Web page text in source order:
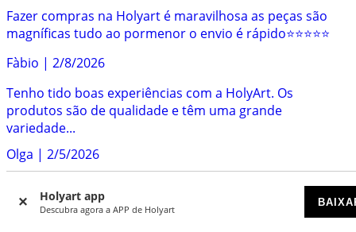
Holyart app
Descubra agora a APP de Holyart
Fazer compras na Holyart é maravilhosa as peças são
magníficas tudo ao pormenor o envio é rápido⭐️⭐️⭐️⭐️⭐️
Fàbio | 2/8/2026
Tenho tido boas experiências com a HolyArt. Os
produtos são de qualidade e têm uma grande
variedade...
Olga | 2/5/2026
Experiência muito boa, a encomenda foi fácil de fazer e
rapidamente recebemos a nossa compra. Os bens...